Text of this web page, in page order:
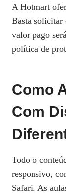
A Hotmart
Basta solicitar
valor pago
política de
Como
Com
Todo o
responsivo,
Safari. As